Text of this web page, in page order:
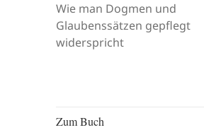
Wie man Dogmen und
Glaubenssätzen gepflegt
widerspricht
Zum Buch